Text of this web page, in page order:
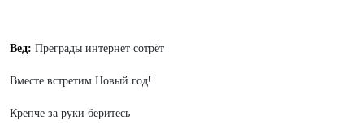
Вед: Преграды интернет сотрёт
Вместе встретим Новый год!
Крепче за руки беритесь